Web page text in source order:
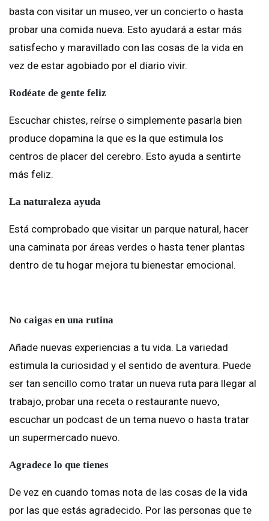
basta con visitar un museo, ver un concierto o hasta
probar una comida nueva. Esto ayudará a estar más
satisfecho y maravillado con las cosas de la vida en
vez de estar agobiado por el diario vivir.
Rodéate de gente feliz
Escuchar chistes, reírse o simplemente pasarla bien
produce dopamina la que es la que estimula los
centros de placer del cerebro. Esto ayuda a sentirte
más feliz.
La naturaleza ayuda
Está comprobado que visitar un parque natural, hacer
una caminata por áreas verdes o hasta tener plantas
dentro de tu hogar mejora tu bienestar emocional.
No caigas en una rutina
Añade nuevas experiencias a tu vida. La variedad
estimula la curiosidad y el sentido de aventura. Puede
ser tan sencillo como tratar un nueva ruta para llegar al
trabajo, probar una receta o restaurante nuevo,
escuchar un podcast de un tema nuevo o hasta tratar
un supermercado nuevo.
Agradece lo que tienes
De vez en cuando tomas nota de las cosas de la vida
por las que estás agradecido. Por las personas que te